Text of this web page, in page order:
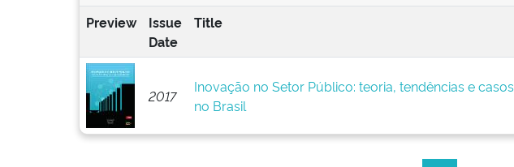
Preview
Issue
Date
Title
2017
Inovação no Setor Público: teoria, tendências e casos
no Brasil